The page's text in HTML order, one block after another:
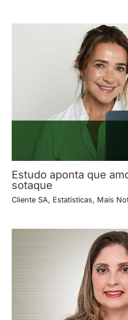
Estudo aponta que
sotaque
Cliente SA, Estatísticas, Mais